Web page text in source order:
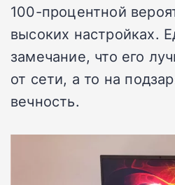
100-процентной
высоких настройках.
замечание, что его
от сети, а то на
вечность.